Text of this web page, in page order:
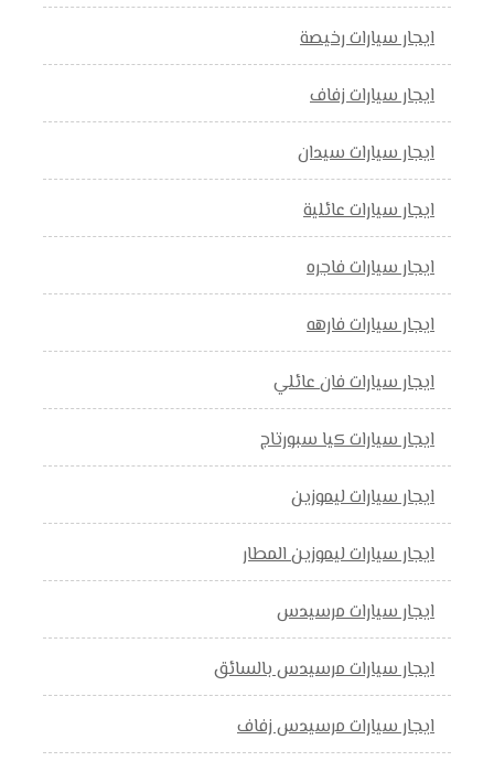
ايجار سيارات رخيصة
ايجار سيارات زفاف
ايجار سيارات سيدان
ايجار سيارات عائلية
ايجار سيارات فاجره
ايجار سيارات فارهه
ايجار سيارات فان عائلي
ايجار سيارات كيا سبورتاج
ايجار سيارات ليموزين
ايجار سيارات ليموزين المطار
ايجار سيارات مرسيدس
ايجار سيارات مرسيدس بالسائق
ايجار سيارات مرسيدس زفاف